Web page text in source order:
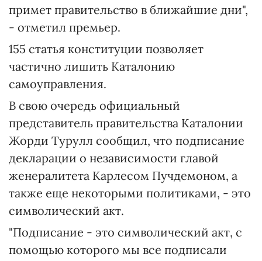
примет правительство в ближайшие дни",
- отметил премьер.
155 статья конституции позволяет
частично лишить Каталонию
самоуправления.
В свою очередь официальный
представитель правительства Каталонии
Жорди Турулл сообщил, что подписание
декларации о независимости главой
женералитета Карлесом Пучдемоном, а
также еще некоторыми политиками, - это
символический акт.
"Подписание - это символический акт, с
помощью которого мы все подписали